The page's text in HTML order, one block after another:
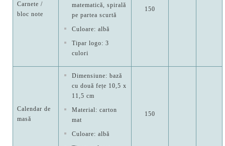
Carnete /
bloc note
matematică, spirală
pe partea scurtă
Culoare: albă
Tipar logo: 3
culori
150
Calendar de
masă
Dimensiune: bază
cu două fețe 10,5 x
11,5 cm
Material: carton
mat
Culoare: albă
150